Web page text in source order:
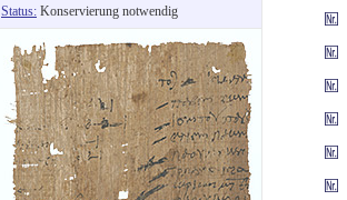
Status: Konservierung notwendig